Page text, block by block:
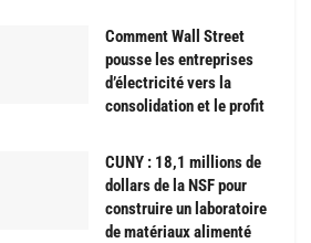
Comment Wall Street
pousse les entreprises
d’électricité vers la
consolidation et le profit
CUNY : 18,1 millions de
dollars de la NSF pour
construire un laboratoire
de matériaux alimenté